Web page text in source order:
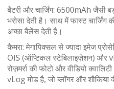
बैटरी और चार्जिंग: 6500mAh जैसी
भरोसा देती है। साथ में फास्ट
अच्छा बैलेंस देती है।
कैमरा: मेगापिक्सल से ज्यादा इमेज
OIS (ऑप्टिकल स्टेबिलाइज़ेशन) और
रोज़मर्रा की फोटो और वीडियो
vLog मोड है, जो ब्लॉगर और शौकिया